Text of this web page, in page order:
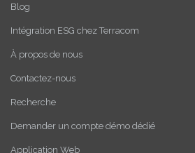
Blog
Intégration ESG chez Terracom
À propos de nous
Contactez-nous
Recherche
Demander un compte démo dédié
Application Web